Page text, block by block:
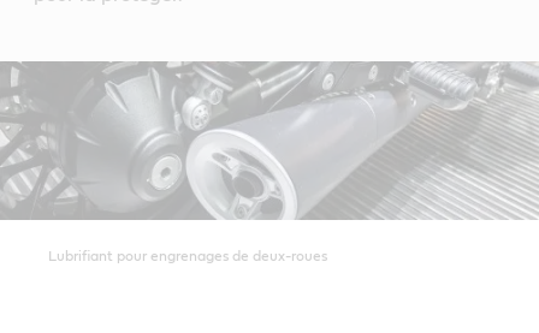
Lubrifiant pour engrenages de deux-roues